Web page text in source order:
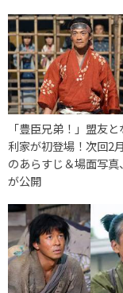
「豊臣兄弟！」盟友
利家が初登場！次回2
のあらすじ＆場面写真
が公開